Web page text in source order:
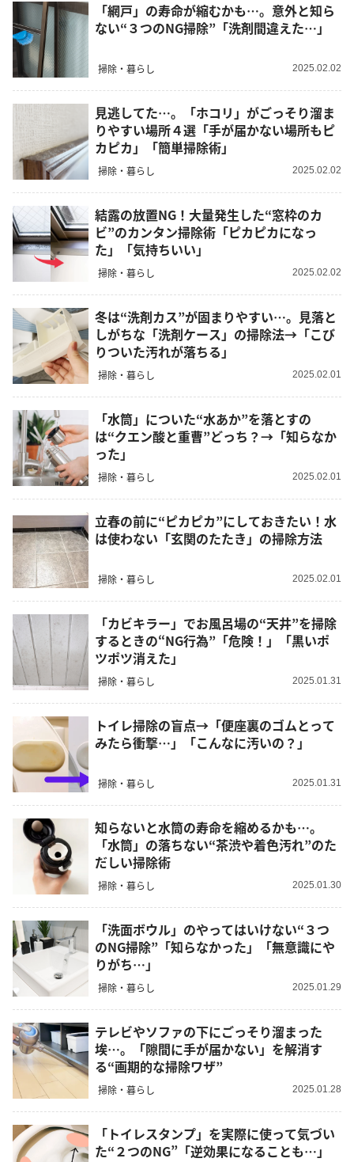
「網戸」の寿命が縮むかも…。意外と知ら
ない“３つのNG掃除”「洗剤間違えた…」
掃除・暮らし 2025.02.02
見逃してた…。「ホコリ」がごっそり溜ま
りやすい場所４選「手が届かない場所もピ
カピカ」「簡単掃除術」
掃除・暮らし 2025.02.02
結露の放置NG！大量発生した“窓枠のカ
ビ”のカンタン掃除術「ピカピカになっ
た」「気持ちいい」
掃除・暮らし 2025.02.02
冬は“洗剤カス”が固まりやすい…。見落と
しがちな「洗剤ケース」の掃除法→「こび
りついた汚れが落ちる」
掃除・暮らし 2025.02.01
「水筒」についた“水あか”を落とすの
は“クエン酸と重曹”どっち？→「知らなか
った」
掃除・暮らし 2025.02.01
立春の前に“ピカピカ”にしておきたい！水
は使わない「玄関のたたき」の掃除方法
掃除・暮らし 2025.02.01
「カビキラー」でお風呂場の“天井”を掃除
するときの“NG行為”「危険！」「黒いポ
ツポツ消えた」
掃除・暮らし 2025.01.31
トイレ掃除の盲点→「便座裏のゴムとって
みたら衝撃…」「こんなに汚いの？」
掃除・暮らし 2025.01.31
知らないと水筒の寿命を縮めるかも…。
「水筒」の落ちない“茶渋や着色汚れ”のた
だしい掃除術
掃除・暮らし 2025.01.30
「洗面ボウル」のやってはいけない“３つ
のNG掃除”「知らなかった」「無意識にや
りがち…」
掃除・暮らし 2025.01.29
テレビやソファの下にごっそり溜まった
埃…。「隙間に手が届かない」を解消す
る“画期的な掃除ワザ”
掃除・暮らし 2025.01.28
「トイレスタンプ」を実際に使って気づい
た“２つのNG”「逆効果になることも…」